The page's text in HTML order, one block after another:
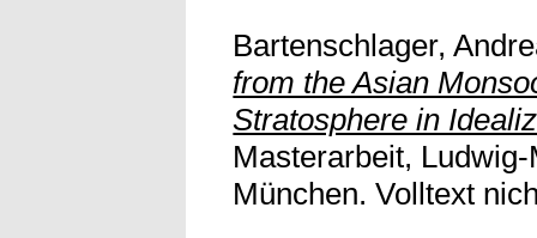
Bartenschlager,
from the Asian
Stratosphere in
Masterarbeit,
München. Volltext